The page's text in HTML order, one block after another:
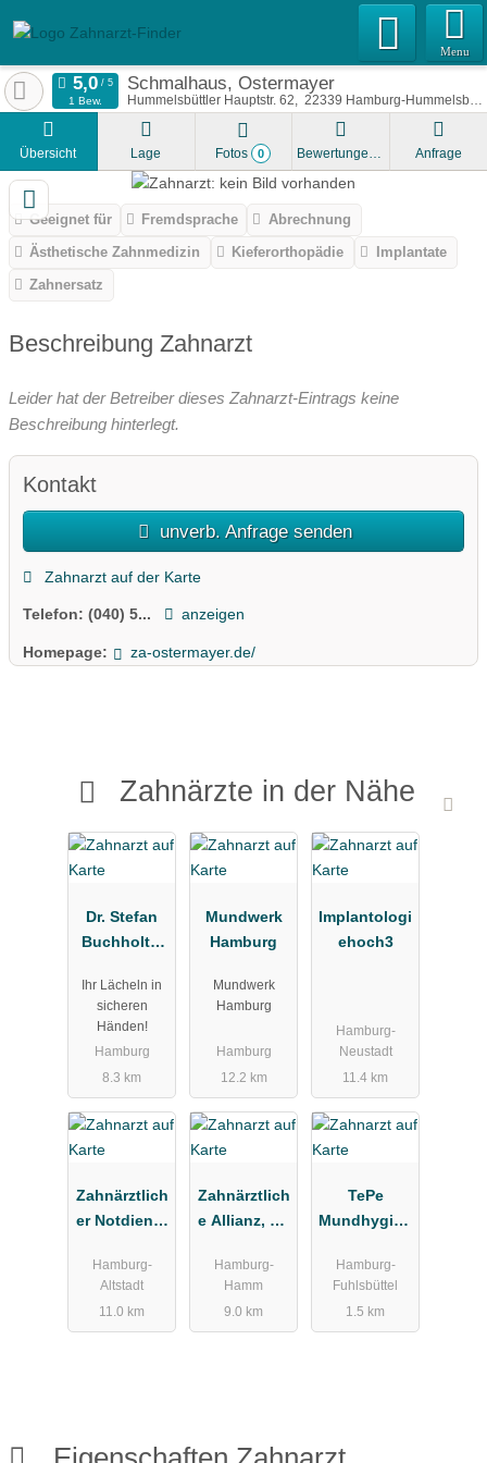
Menu
Schmalhaus, Ostermayer
Hummelsbüttler Hauptstr. 62 22339 Hamburg-Hummelsbüttel
1 Bew.
Übersicht Lage Fotos 0 Bewertungen Anfrage
Geeignet für Fremdsprache
Abrechnung
Ästhetische Zahnmedizin
Kieferorthopädie
Implantate
Zahnersatz
Beschreibung Zahnarzt
Leider hat der Betreiber dieses Zahnarzt-Eintrags keine
Beschreibung hinterlegt.
Kontakt
unverb. Anfrage senden
Zahnarzt auf der Karte
Telefon: (040) 5... anzeigen
Homepage: za-ostermayer.de/
Zahnärzte in der Nähe
Dr. Stefan
Buchholtz,
äde
Ihr Lächeln in
sicheren
Händen!
Hamburg
8.3 km
Mundwerk
Hamburg
Mundwerk
Hamburg
Hamburg
12.2 km
Implantologi
ehoch3
Hamburg-
Neustadt
11.4 km
Zahnärztlich
er Notdienst
ärztliche
Vereinigung
Hamburg
Hamburg-
Altstadt
11.0 km
Zahnärztlich
e Allianz, Dr.
Partner
Hamburg-
Hamm
9.0 km
TePe
Mundhygien
Vertriebs-
GmbH
Zahnärztebe
Hamburg-
Fuhlsbüttel
1.5 km